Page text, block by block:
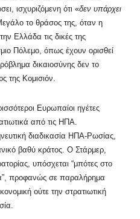
ισχυριζόμενη ότι «δεν υπάρχει
το θράσος της, όταν η
Ελλάδα τις δικές της
Πόλεμο, όπως έχουν ορισθεί
δικαιοσύνης δεν το
της Κομισιόν.
Ευρωπαίοι ηγέτες
από τις ΗΠΑ.
διαδικασία ΗΠΑ-Ρωσίας,
βαθύ κράτος. Ο Στάρμερ,
υπόσχεται “μπότες στο
προφανώς σε παραλήρημα
ούτε την στρατιωτική